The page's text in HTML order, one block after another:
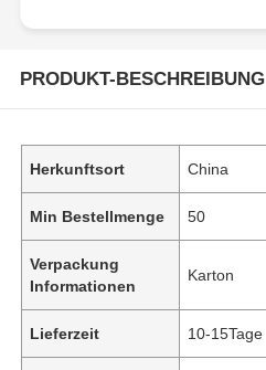
PRODUKT-BESCHREIBUNG
Herkunftsort China
Min Bestellmenge 50
Verpackung
Informationen
Karton
Lieferzeit 10-15Tage